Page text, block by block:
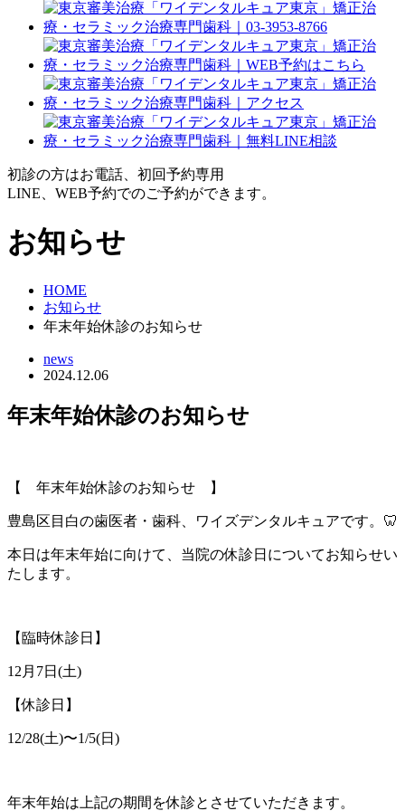
初診の方はお電話、初回予約専用
LINE、WEB予約でのご予約ができます。
お知らせ
HOME
お知らせ
年末年始休診のお知らせ
news
2024.12.06
年末年始休診のお知らせ
【 年末年始休診のお知らせ 】
豊島区目白の歯医者・歯科、ワイズデンタルキュアです。🦷
本日は年末年始に向けて、当院の休診日についてお知らせい
たします。
【臨時休診日】
12月7日(土)
【休診日】
12/28(土)〜1/5(日)
年末年始は上記の期間を休診とさせていただきます。